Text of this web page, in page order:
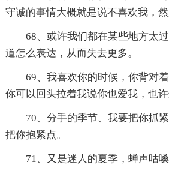
守诚的事情大概就是说不喜欢我，然
68、或许我们都在某些地方太
道怎么表达，从而失去更多。
69、我喜欢你的时候，你背对
你可以回头拉着我说你也爱我，也许
70、分手的季节、我要把你抓
把你抱紧点。
71、又是迷人的夏季，蝉声咕嗓